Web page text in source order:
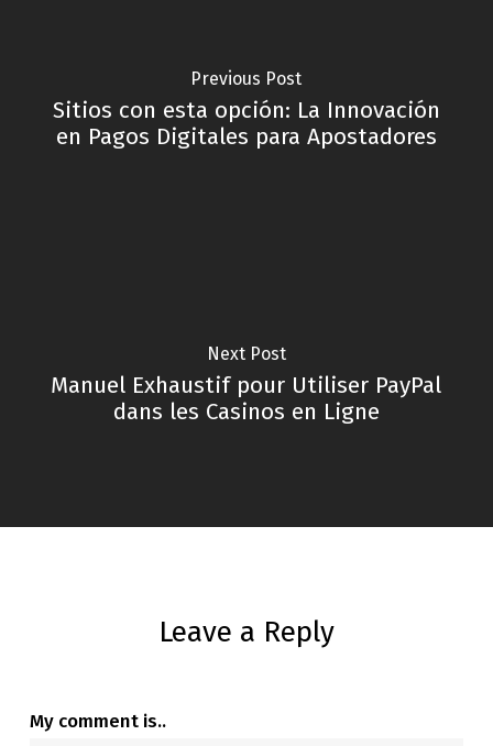
Previous Post
Sitios con esta opción: La Innovación
en Pagos Digitales para Apostadores
Next Post
Manuel Exhaustif pour Utiliser PayPal
dans les Casinos en Ligne
Leave a Reply
My comment is..